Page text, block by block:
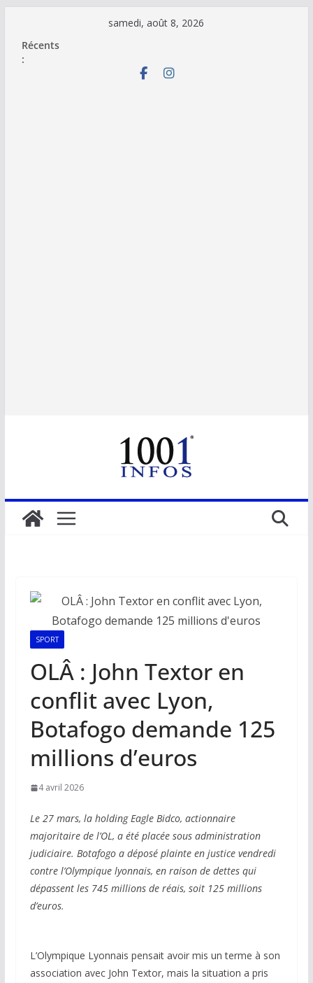
contenu
samedi, août 8, 2026
Récents
:
SPORT
OLÂ : John Textor en
conflit avec Lyon,
Botafogo demande 125
millions d’euros
4 avril 2026
Le 27 mars, la holding Eagle Bidco, actionnaire
majoritaire de l’OL, a été placée sous administration
judiciaire. Botafogo a déposé plainte en justice vendredi
contre l’Olympique lyonnais, en raison de dettes qui
dépassent les 745 millions de réais, soit 125 millions
d’euros.
L’Olympique Lyonnais pensait avoir mis un terme à son
association avec John Textor, mais la situation a pris